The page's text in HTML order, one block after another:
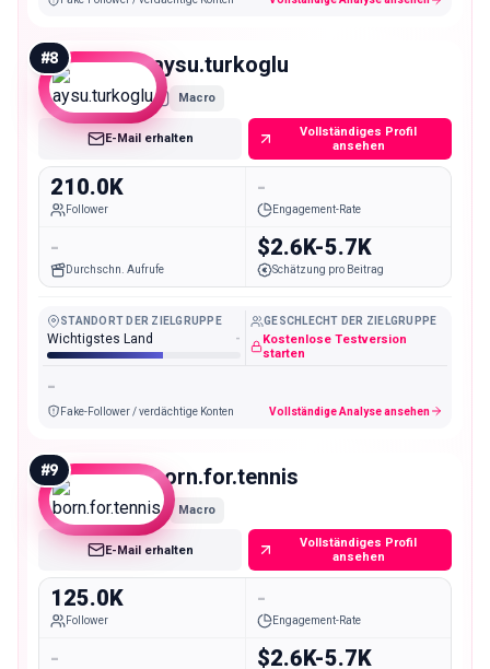
#8 aysu.turkoglu
Macro
E-Mail erhalten
Vollständiges Profil
ansehen
210.0K
Follower
-
Engagement-Rate
-
Durchschn. Aufrufe
$2.6K-5.7K
Schätzung pro Beitrag
STANDORT DER ZIELGRUPPE
Wichtigstes Land -
GESCHLECHT DER ZIELGRUPPE
Kostenlose Testversion
starten
-
Fake-Follower / verdächtige Konten Vollständige Analyse ansehen
#9 born.for.tennis
Macro
E-Mail erhalten
Vollständiges Profil
ansehen
125.0K
Follower
-
Engagement-Rate
- $2.6K-5.7K